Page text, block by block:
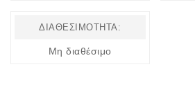
ΔΙΑΘΕΣΙΜΌΤΗΤΑ:
Μη διαθέσιμο